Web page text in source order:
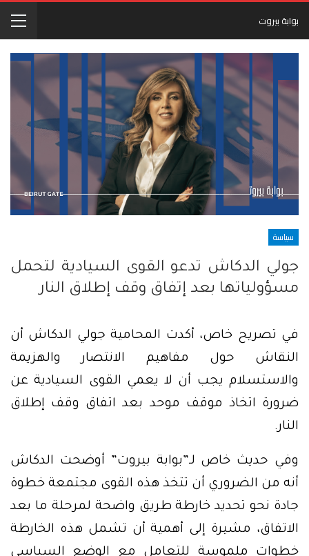
بوابة بيروت
سياسة
جولي الدكاش تدعو القوى السيادية لتحمل
مسؤولياتها بعد إتفاق وقف إطلاق النار
في تصريح خاص، أكدت المحامية جولي الدكاش أن
النقاش حول مفاهيم الانتصار والهزيمة
والاستسلام يجب أن لا يعمي القوى السيادية عن
ضرورة اتخاذ موقف موحد بعد اتفاق وقف إطلاق
النار.
وفي حديث خاص لـ”بوابة بيروت” أوضحت الدكاش
أنه من الضروري أن تتخذ هذه القوى مجتمعة خطوة
جادة نحو تحديد خارطة طريق واضحة لمرحلة ما بعد
الاتفاق، مشيرة إلى أهمية أن تشمل هذه الخارطة
خطوات ملموسة للتعامل مع الوضع السياسي